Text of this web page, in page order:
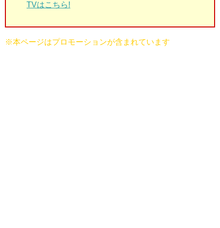
TVはこち ら!
※本ページはプロモーションが含まれています